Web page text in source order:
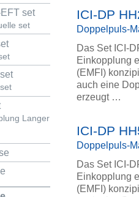
set
set
Langer
ICI-DP
Doppelpuls-
Das Set ICI-
Einkopplung
(EMFI)
auch eine
erzeugt …
ICI-DP
Doppelpuls-
Das Set ICI-
Einkopplung
(EMFI)